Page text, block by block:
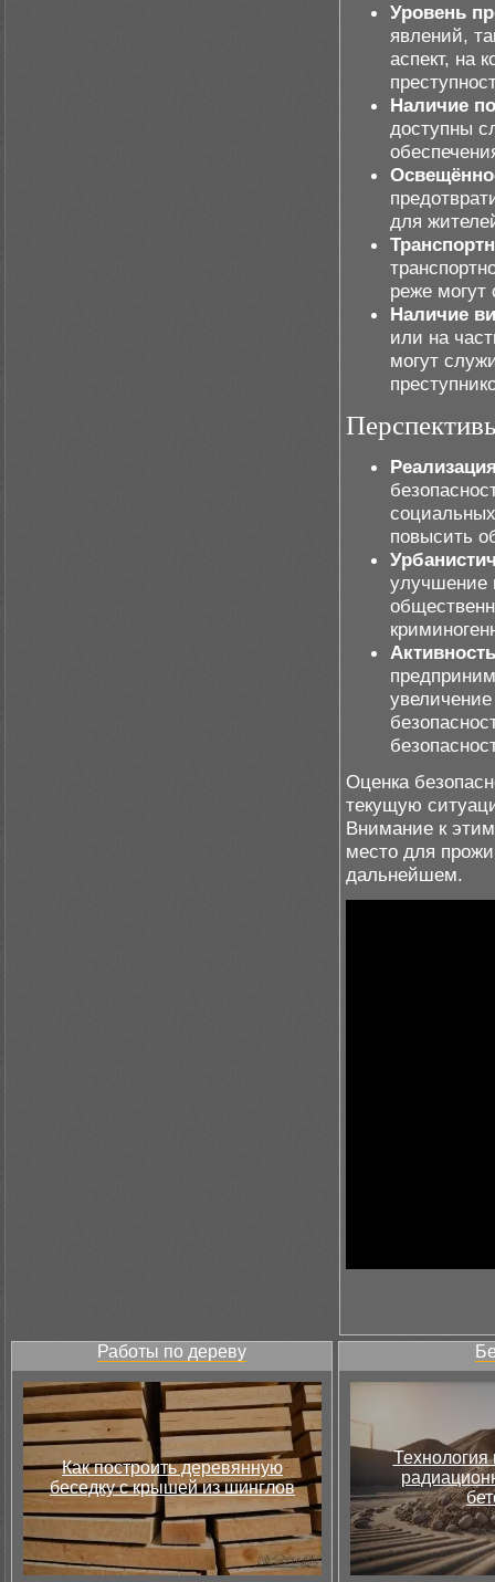
Уровень
явлений,
аспект, на
Наличие
доступны
для
реже могут
Наличие
или на
могут
повысить
улучшение
Оценка
текущую
Внимание к
место для
дальнейшем.
Работы по дереву
Как построить деревянную
беседку с крышей из шинглов
Технология